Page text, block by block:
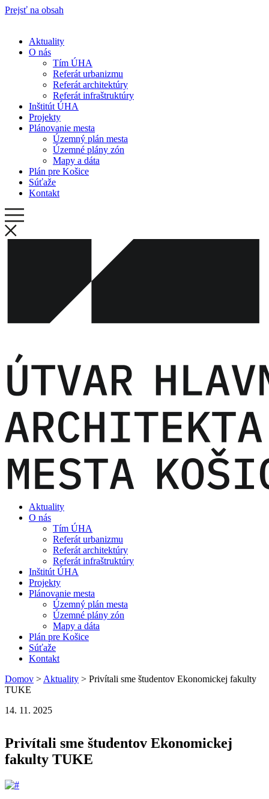
Prejsť na obsah
Aktuality
O nás
Tím ÚHA
Referát urbanizmu
Referát architektúry
Referát infraštruktúry
Inštitút ÚHA
Projekty
Plánovanie mesta
Územný plán mesta
Územné plány zón
Mapy a dáta
Plán pre Košice
Súťaže
Kontakt
Aktuality
O nás
Tím ÚHA
Referát urbanizmu
Referát architektúry
Referát infraštruktúry
Inštitút ÚHA
Projekty
Plánovanie mesta
Územný plán mesta
Územné plány zón
Mapy a dáta
Plán pre Košice
Súťaže
Kontakt
Domov > Aktuality > Privítali sme študentov Ekonomickej fakulty
TUKE
14. 11. 2025
Privítali sme študentov Ekonomickej
fakulty TUKE